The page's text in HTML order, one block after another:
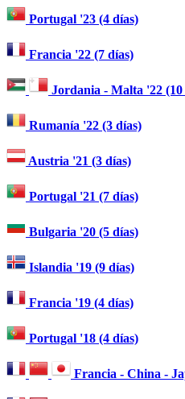
Portugal '23 (4 días)
Francia '22 (7 días)
Jordania - Malta '22 (10
Rumanía '22 (3 días)
Austria '21 (3 días)
Portugal '21 (7 días)
Bulgaria '20 (5 días)
Islandia '19 (9 días)
Francia '19 (4 días)
Portugal '18 (4 días)
Francia - China -